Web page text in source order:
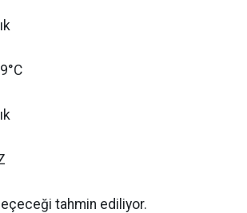
tahmin ediliyor.